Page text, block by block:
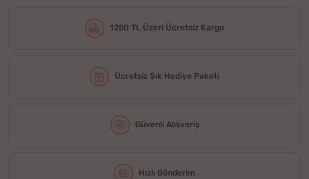
1250 TL Üzeri Ücretsiz Kargo
Ücretsiz Şık Hediye Paketi
Güvenli Alışveriş
Hızlı Gönderim